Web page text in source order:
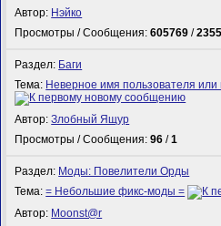
Автор: Нэйко
Просмотры / Сообщения:605769 /2355
Раздел: Баги
Тема: Неверное имя пользователя или
Автор:Злобный Ящур
Просмотры / Сообщения:96 /1
Раздел: Моды: Повелители Орды
Тема:= Небольшие фикс-моды =
Автор: Mооnst@r